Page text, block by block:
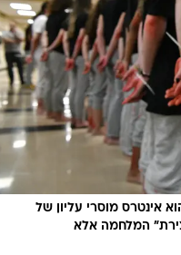
אינטרס מוסרי עליון של
המלחמה אלא